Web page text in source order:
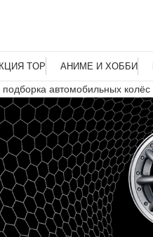
TOP АНИМЕ И ХОББИ
автомобильных колёс